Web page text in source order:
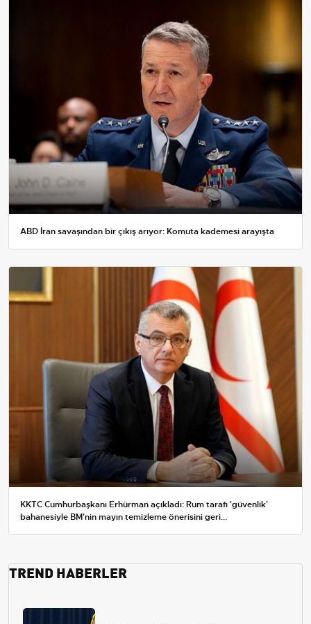
ABD İran savaşından bir çıkış arıyor: Komuta kademesi arayışta
KKTC Cumhurbaşkanı Erhürman açıkladı: Rum tarafı 'güvenlik'
bahanesiyle BM'nin mayın temizleme önerisini geri...
TREND HABERLER